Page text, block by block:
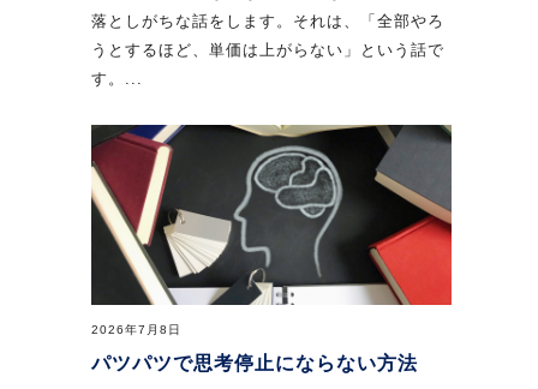
落としがちな話をします。それは、「全部やろ
うとするほど、単価は上がらない」という話で
す。...
2026年7月8日
パツパツで思考停止にならない方法